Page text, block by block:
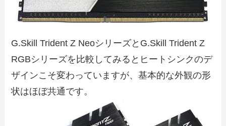
G.Skill Trident Z NeoシリーズとG.Skill Trident Z
RGBシリーズを比較してみるとヒートシンクのデ
ザインこそ変わっていますが、基本的な外観の形
状はほぼ共通です。